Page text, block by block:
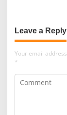
Leave a Reply
Your email
*